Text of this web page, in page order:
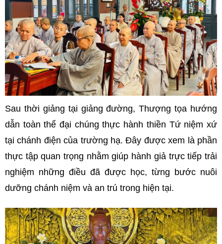
Sau thời giảng tại giảng đường, Thượng tọa hướng
dẫn toàn thể đại chúng thực hành thiền Tứ niệm xứ
tại chánh điện của trường hạ. Đây được xem là phần
thực tập quan trọng nhằm giúp hành giả trực tiếp trải
nghiệm những điều đã được học, từng bước nuôi
dưỡng chánh niệm và an trú trong hiện tại.